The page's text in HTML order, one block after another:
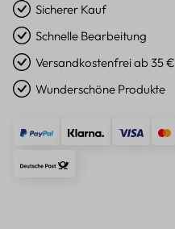
Sicherer Kauf
Schnelle Bearbeitung
Versandkostenfrei ab 35 €
Wunderschöne Produkte